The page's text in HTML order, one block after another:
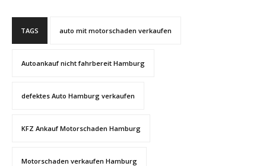
TAGS auto mit motorschaden verkaufen
Autoankauf nicht fahrbereit Hamburg
defektes Auto Hamburg verkaufen
KFZ Ankauf Motorschaden Hamburg
Motorschaden verkaufen Hamburg